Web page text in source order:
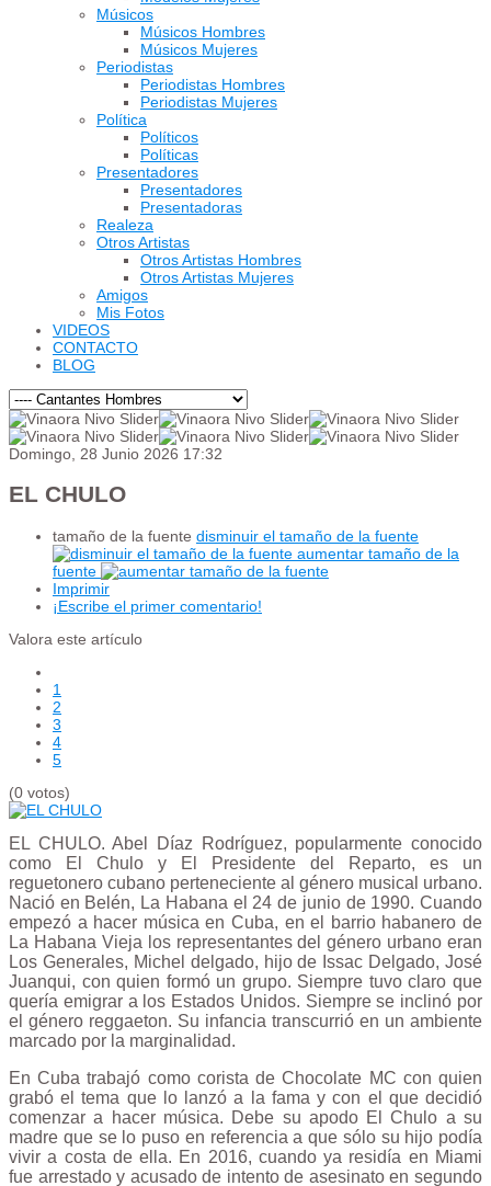
Músicos
Músicos Hombres
Músicos Mujeres
Periodistas
Periodistas Hombres
Periodistas Mujeres
Política
Políticos
Políticas
Presentadores
Presentadores
Presentadoras
Realeza
Otros Artistas
Otros Artistas Hombres
Otros Artistas Mujeres
Amigos
Mis Fotos
VIDEOS
CONTACTO
BLOG
Domingo, 28 Junio 2026 17:32
EL CHULO
tamaño de la fuente disminuir el tamaño de la fuente
aumentar tamaño de la
fuente
Imprimir
¡Escribe el primer comentario!
Valora este artículo
1
2
3
4
5
(0 votos)
EL CHULO. Abel Díaz Rodríguez, popularmente conocido
como El Chulo y El Presidente del Reparto, es un
reguetonero cubano perteneciente al género musical urbano.
Nació en Belén, La Habana el 24 de junio de 1990. Cuando
empezó a hacer música en Cuba, en el barrio habanero de
La Habana Vieja los representantes del género urbano eran
Los Generales, Michel delgado, hijo de Issac Delgado, José
Juanqui, con quien formó un grupo. Siempre tuvo claro que
quería emigrar a los Estados Unidos. Siempre se inclinó por
el género reggaeton. Su infancia transcurrió en un ambiente
marcado por la marginalidad.
En Cuba trabajó como corista de Chocolate MC con quien
grabó el tema que lo lanzó a la fama y con el que decidió
comenzar a hacer música. Debe su apodo El Chulo a su
madre que se lo puso en referencia a que sólo su hijo podía
vivir a costa de ella. En 2016, cuando ya residía en Miami
fue arrestado y acusado de intento de asesinato en segundo